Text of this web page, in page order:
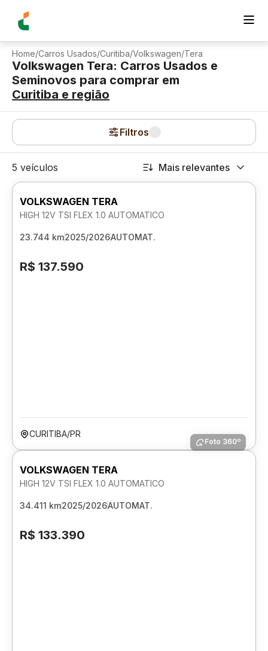
Home/Carros Usados/Curitiba/Volkswagen/Tera
Volkswagen Tera: Carros Usados e
Seminovos para comprar em
Curitiba e região
Filtros
5 veículos Mais relevantes
VOLKSWAGEN TERA
HIGH 12V TSI FLEX 1.0 AUTOMATICO
23.744 km2025/2026AUTOMAT.
R$ 137.590
CURITIBA/PR
Foto 360º
VOLKSWAGEN TERA
HIGH 12V TSI FLEX 1.0 AUTOMATICO
34.411 km2025/2026AUTOMAT.
R$ 133.390